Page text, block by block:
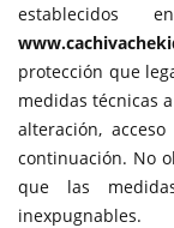
protección que
medidas técnicas
alteración,
continuación. No
que las
inexpugnables.